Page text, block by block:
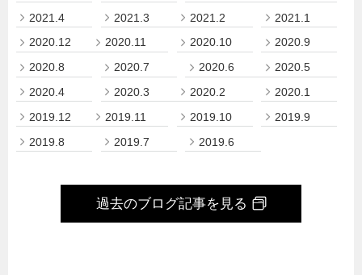
2021.4
2021.3 2021.2
2021.1
2020.12
2020.11 2020.10
2020.9
2020.8
2020.7 2020.6
2020.5
2020.4
2020.3 2020.2
2020.1
2019.12
2019.11 2019.10
2019.9
2019.8
2019.7 2019.6
過去のブログ記事を見る